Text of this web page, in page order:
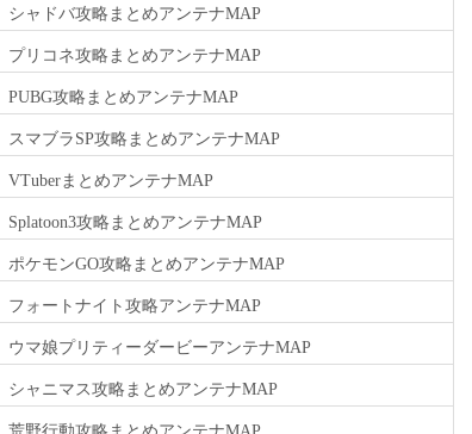
シャドバ攻略まとめアンテナMAP
プリコネ攻略まとめアンテナMAP
PUBG攻略まとめアンテナMAP
スマブラSP攻略まとめアンテナMAP
VTuberまとめアンテナMAP
Splatoon3攻略まとめアンテナMAP
ポケモンGO攻略まとめアンテナMAP
フォートナイト攻略アンテナMAP
ウマ娘プリティーダービーアンテナMAP
シャニマス攻略まとめアンテナMAP
荒野行動攻略まとめアンテナMAP